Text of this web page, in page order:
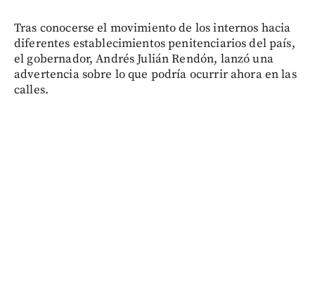
Tras conocerse el movimiento de los internos hacia
diferentes establecimientos penitenciarios del país,
el gobernador, Andrés Julián Rendón, lanzó una
advertencia sobre lo que podría ocurrir ahora en las
calles.